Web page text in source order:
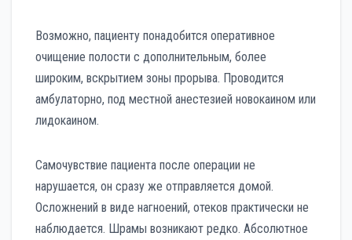
Возможно, пациенту понадобится оперативное
очищение полости с дополнительным, более
широким, вскрытием зоны прорыва. Проводится
амбулаторно, под местной анестезией новокаином или
лидокаином.
Самочувствие пациента после операции не
нарушается, он сразу же отправляется домой.
Осложнений в виде нагноений, отеков практически не
наблюдается. Шрамы возникают редко. Абсолютное